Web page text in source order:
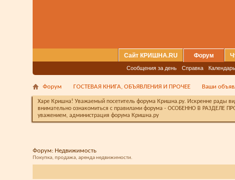
Сайт КРИШНА.RU Форум
Сообщения за день Справка Календарь
Форум ГОСТЕВАЯ КНИГА, ОБЪЯВЛЕНИЯ И ПРОЧЕЕ Ваши
Харе Кришна! Уважаемый посетитель форума Кришна.ру. Искренне рады
внимательно ознакомиться с правилами форума - ОСОБЕННО В РАЗДЕЛЕ
уважением, администрация форума Кришна.ру
Форум: Недвижимость
Покупка, продажа, аренда недвижимости.